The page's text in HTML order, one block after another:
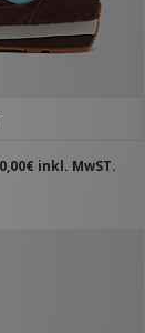
inkl. MwST.